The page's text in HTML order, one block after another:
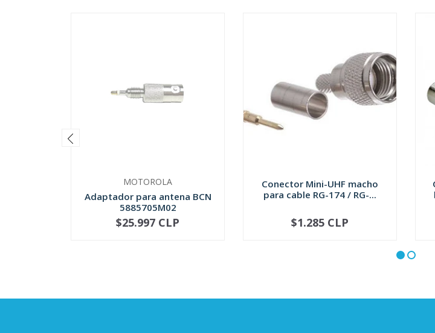
MOTOROLA
Adaptador para antena BCN
5885705M02
NO DISPONIBLE
$25.997 CLP
Conector Mini-UHF macho
para cable RG-174 / RG-...
+
$1.285 CLP